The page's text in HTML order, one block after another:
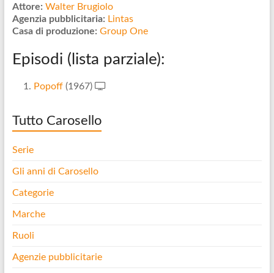
Attore: Walter Brugiolo
Agenzia pubblicitaria: Lintas
Casa di produzione: Group One
Episodi (lista parziale):
Popoff(1967)
Tutto Carosello
Serie
Gli anni di Carosello
Categorie
Marche
Ruoli
Agenzie pubblicitarie